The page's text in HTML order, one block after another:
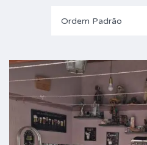
Ordem Padrão